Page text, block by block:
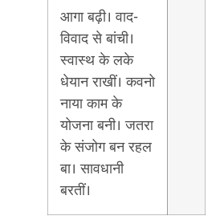
आगा बढ़ी। वाद-
विवाद से बांची।
स्वास्थ के लके
धेयान राखीं। कवनो
नाया काम के
योजना बनी। जतरा
के संजोग बन रहल
बा। सावधानी
बरतीं।